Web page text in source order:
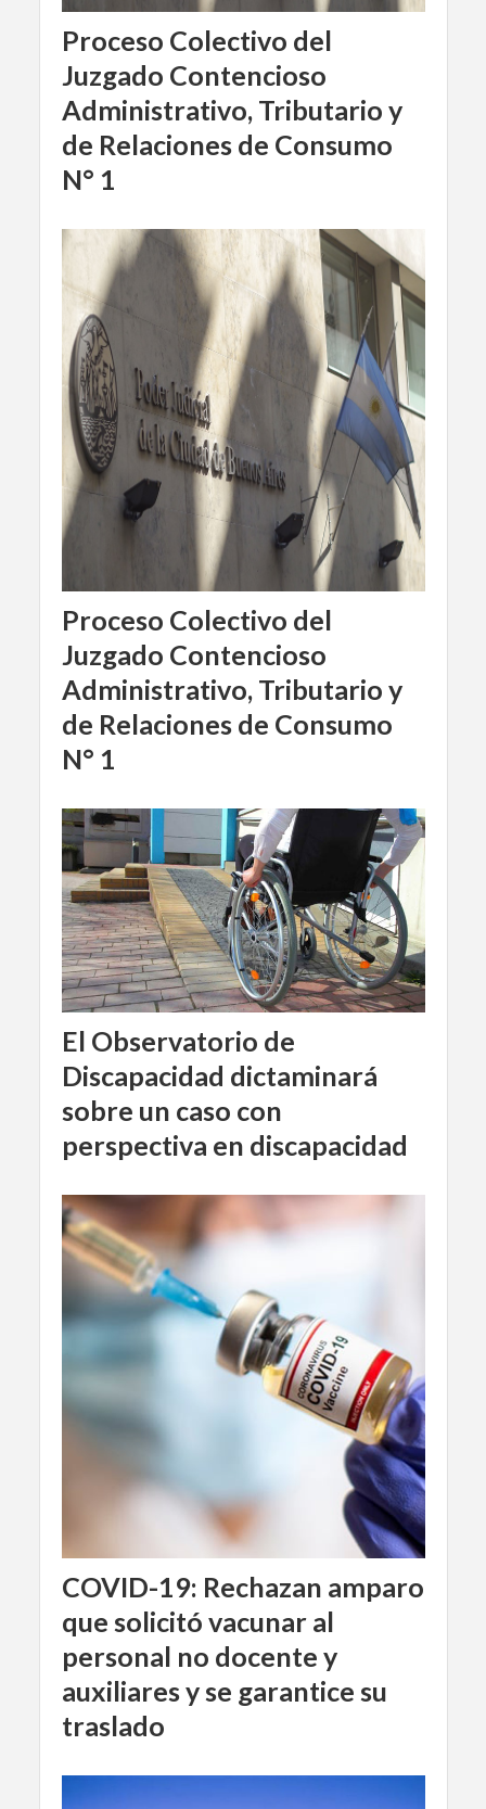
Proceso Colectivo del
Juzgado Contencioso
Administrativo, Tributario y
de Relaciones de Consumo
N° 1
Proceso Colectivo del
Juzgado Contencioso
Administrativo, Tributario y
de Relaciones de Consumo
N° 1
El Observatorio de
Discapacidad dictaminará
sobre un caso con
perspectiva en discapacidad
COVID-19: Rechazan amparo
que solicitó vacunar al
personal no docente y
auxiliares y se garantice su
traslado